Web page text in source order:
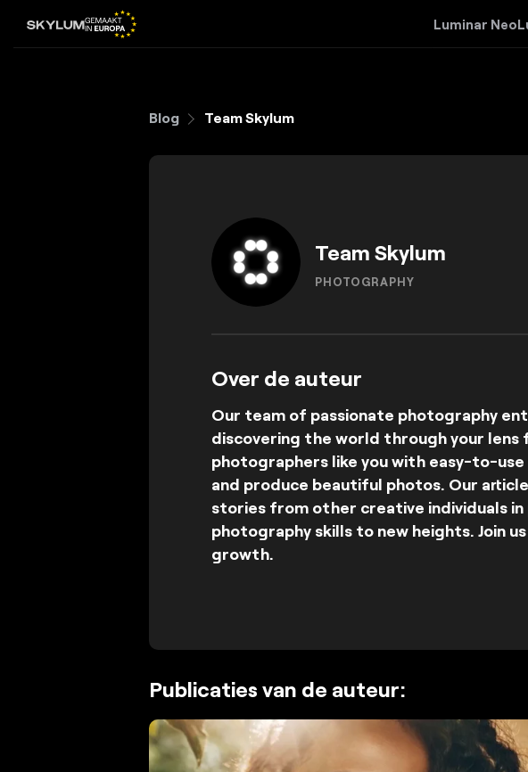
Luminar Neo
Blog Team Skylum
Team Skylum
PHOTOGRAPHY
Over de auteur
Our team of passionate photography
discovering the world through your
photographers like you with easy-to-
and produce beautiful photos. Our
stories from other creative individuals
photography skills to new heights. Join
growth.
Publicaties van de auteur: